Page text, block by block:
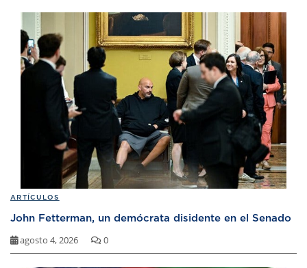
ARTÍCULOS
John Fetterman, un demócrata disidente en el Senado
agosto 4, 2026 0